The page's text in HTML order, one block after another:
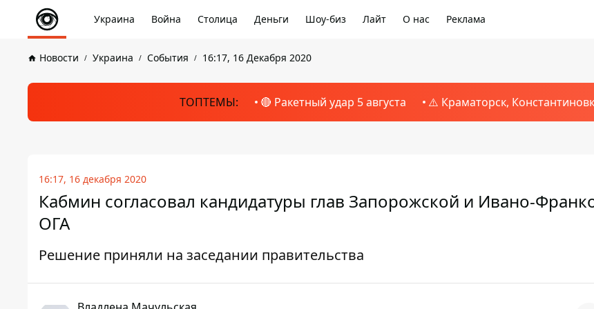
Украина Война Столица Деньги Шоу-биз Лайт О нас Реклама
Новости Украина События 16:17, 16 Декабря 2020
ТОПТЕМЫ: 🔴 Ракетный удар 5 августа ⚠️ Краматорск,
16:17, 16 декабря 2020
Кабмин согласовал кандидатуры глав Запорожской и Ивано-
ОГА
Решение приняли на заседании правительства